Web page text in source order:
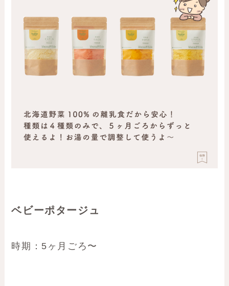
ベビーポタージュ
時期：5ヶ月ごろ〜